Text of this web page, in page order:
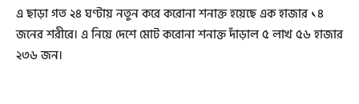
এ ছাড়া গত ২৪ ঘণ্টায় নতুন করে করোনা শনাক্ত হয়েছে এক হাজার ১৪
জনের শরীরে। এ নিয়ে দেশে মোট করোনা শনাক্ত দাঁড়াল ৫ লাখ ৫৬ হাজার
২৩৬ জন।